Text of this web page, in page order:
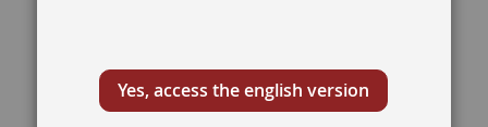
Yes, access the english version